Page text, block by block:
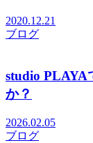
2020.12.21
ブログ
studio PLAYA
か？
2026.02.05
ブログ